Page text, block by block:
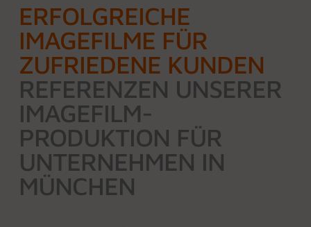
ERFOLGREICHE
IMAGEFILME FÜR
ZUFRIEDENE KUNDEN
REFERENZEN UNSERER
IMAGEFILM-
PRODUKTION FÜR
UNTERNEHMEN IN
MÜNCHEN